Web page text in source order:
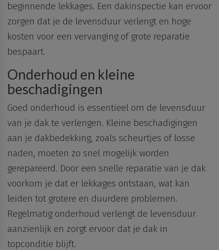
beginnende lekkages. Een dakinspectie kan ervoor
zorgen dat je de levensduur verlengt en hoge
kosten voor een vervanging of grote reparatie
bespaart.
Onderhoud en kleine
beschadigingen
Goed onderhoud is essentieel om de levensduur
van je dak te verlengen. Kleine beschadigingen
aan je dakbedekking, zoals scheurtjes of losse
naden, moeten zo snel mogelijk worden
gerepareerd. Door een snelle reparatie van je dak
voorkom je dat er lekkages ontstaan, wat kan
leiden tot grotere en duurdere problemen.
Regelmatig onderhoud verlengt de levensduur
aanzienlijk en zorgt ervoor dat je dak in
topconditie blijft.